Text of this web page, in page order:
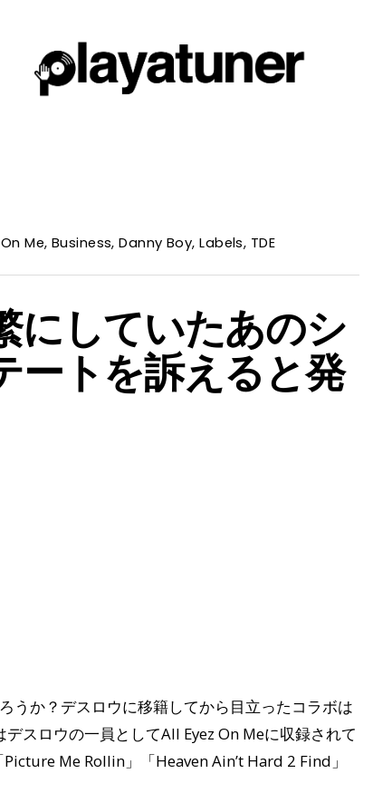
Me, Business,Danny Boy,Labels, TDE
にしていたあのシ
ートを訴えると発
うか？デスロウに移籍してから目立ったコラボは
スロウの一員としてAll Eyez On Meに収録されて
Me Rollin」「Heaven Ain’t Hard 2 Find」